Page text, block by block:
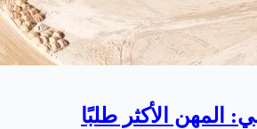
المهن الأكثر طلبًا